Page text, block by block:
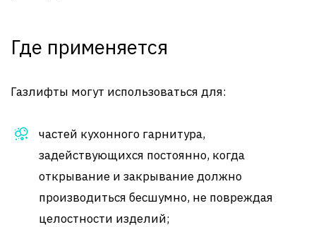
Где применяется
Газлифты могут использоваться для:
частей кухонного гарнитура,
задействующихся постоянно, когда
открывание и закрывание должно
производиться бесшумно, не повреждая
целостности изделий;